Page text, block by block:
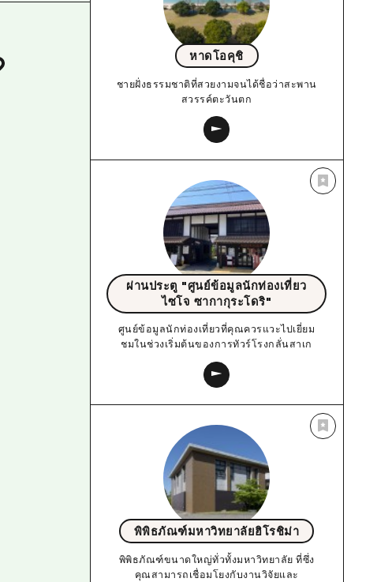
หาดโอคุชิ
ชายฝั่งธรรมชาติที่สวยงามจนได้ชื่อว่าสะพาน
สวรรค์ตะวันตก
ผ่านประตู "ศูนย์ข้อมูลนักท่องเที่ยว
ไซโจ ซากากุระโดริ"
ศูนย์ข้อมูลนักท่องเที่ยวที่คุณควรแวะไปเยี่ยม
ชมในช่วงเริ่มต้นของการทัวร์โรงกลั่นสาเก
พิพิธภัณฑ์มหาวิทยาลัยฮิโรชิม่า
พิพิธภัณฑ์ขนาดใหญ่ทั่วทั้งมหาวิทยาลัย ที่ซึ่ง
คุณสามารถเชื่อมโยงกับงานวิจัยและ